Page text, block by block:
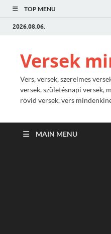
TOP MENU
2026.08.06.
Versek
Vers, versek, szerelmes
versek, születésnapi versek,
rövid versek, vers
MAIN MENU